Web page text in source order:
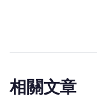
相關文章